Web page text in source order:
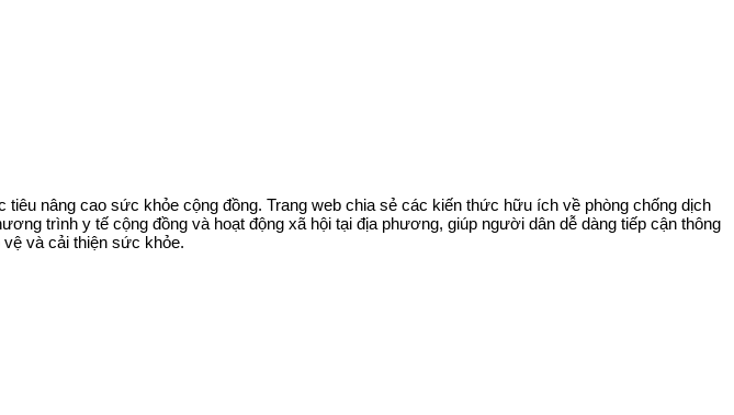
nâng cao sức khỏe cộng đồng. Trang web chia sẻ các kiến thức hữu ích về phòng chống dịch
trình y tế cộng đồng và hoạt động xã hội tại địa phương, giúp người dân dễ dàng tiếp cận thông
và cải thiện sức khỏe.